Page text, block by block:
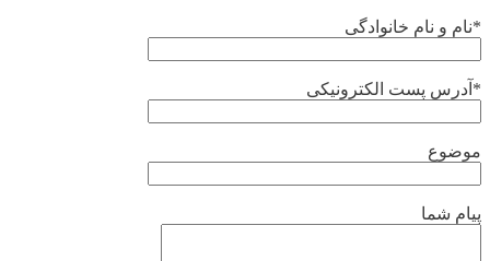
*نام و نام خانوادگی
*آدرس پست الکترونیکی
موضوع
پیام شما